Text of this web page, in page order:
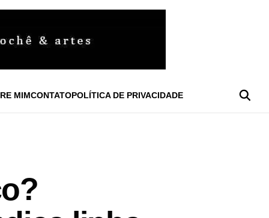
MIMCONTATOPOLÍTICA DE PRIVACIDADE